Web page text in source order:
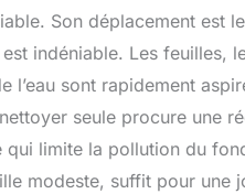
Son déplacement est
indéniable. Les feuilles,
l’eau sont rapidement
seule procure une
qui limite la pollution du
modeste, suffit pour une